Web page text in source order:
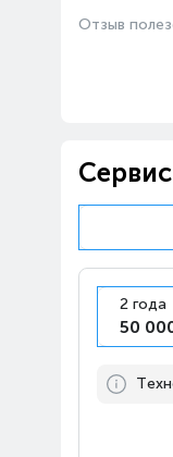
Отзыв
2 года
50